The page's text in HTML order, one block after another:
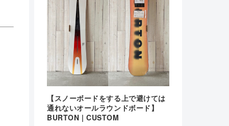
【スノーボードをする上で避けては
通れないオールラウンドボード】
BURTON | CUSTOM